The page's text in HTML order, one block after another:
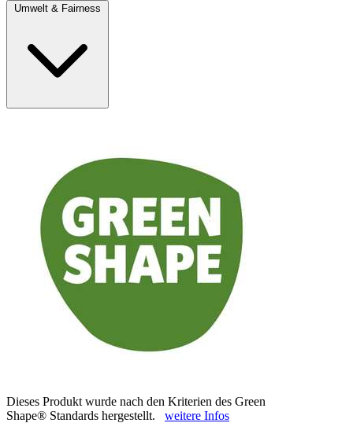
Umwelt & Fairness
Dieses Produkt wurde nach den Kriterien des Green
Shape® Standards hergestellt. weitere Infos